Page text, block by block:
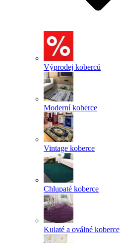
Výprodej koberců
Moderní koberce
Vintage koberce
Chlupaté koberce
Kulaté a oválné koberce